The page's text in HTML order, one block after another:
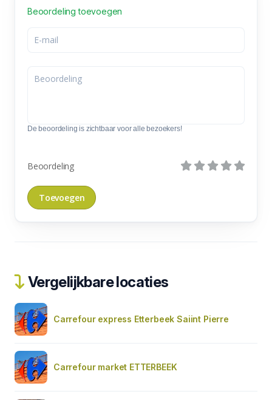
Beoordeling toevoegen
De beoordeling is zichtbaar voor alle bezoekers!
Beoordeling
Vergelijkbare locaties
Carrefour express Etterbeek Saiint Pierre
Carrefour market ETTERBEEK